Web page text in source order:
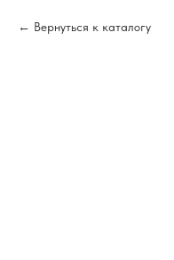
Вернуться к каталогу